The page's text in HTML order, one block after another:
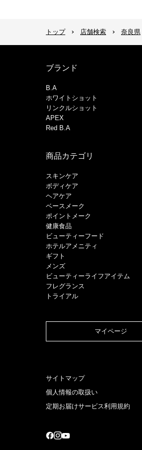
トップ 店舗検索 奈良県
ブランド
B.A
ホワイトショット
リンクルショット
APEX
Red B.A
商品カテゴリ
スキンケア
ボディケア
ヘアケア
​ベースメーク​
ポイントメーク​
健康食品
ビューティーフード
ホテルアメニティ
ギフト
メンズ
ビューティーライフアイテム
フレグランス
トライアル
マイページ​
サイトマップ
個人情報の取扱い
定期お届けサービス利用規約